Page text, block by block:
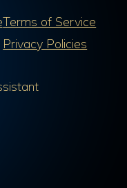
Terms of Service
Privacy Policies